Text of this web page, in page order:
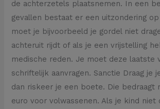
de achterzetels plaatsnemen. In een
gevallen bestaat er een uitzondering
moet je bijvoorbeeld je gordel niet
achteruit rijdt of als je een vrijstelling
medische reden. Je moet deze laatste
schriftelijk aanvragen. Sanctie Draag je
dan riskeer je een boete. Die bedraagt
euro voor volwassenen. Als je kind niet